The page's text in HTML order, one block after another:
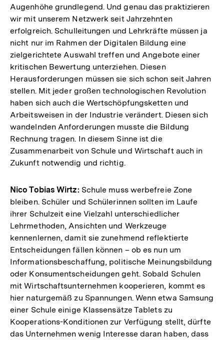
Augenhöhe grundlegend. Und genau das praktizieren
wir mit unserem Netzwerk seit Jahrzehnten
erfolgreich. Schulleitungen und Lehrkräfte müssen ja
nicht nur im Rahmen der Digitalen Bildung eine
zielgerichtete Auswahl treffen und Angebote einer
kritischen Bewertung unterziehen. Diesen
Herausforderungen müssen sie sich schon seit Jahren
stellen. Mit jeder großen technologischen Revolution
haben sich auch die Wertschöpfungsketten und
Arbeitsweisen in der Industrie verändert. Diesen sich
wandelnden Anforderungen musste die Bildung
Rechnung tragen. In diesem Sinne ist die
Zusammenarbeit von Schule und Wirtschaft auch in
Zukunft notwendig und richtig.
Nico Tobias Wirtz: Schule muss werbefreie Zone
bleiben. Schüler und Schülerinnen sollten im Laufe
ihrer Schulzeit eine Vielzahl unterschiedlicher
Lehrmethoden, Ansichten und Werkzeuge
kennenlernen, damit sie zunehmend reflektierte
Entscheidungen fällen können – ob es nun um
Informationsbeschaffung, politische Meinungsbildung
oder Konsumentscheidungen geht. Sobald Schulen
mit Wirtschaftsunternehmen kooperieren, kommt es
hier naturgemäß zu Spannungen. Wenn etwa Samsung
einer Schule einige Klassensätze Tablets zu
Kooperations-Konditionen zur Verfügung stellt, dürfte
das Unternehmen wenig Interesse daran haben, dass